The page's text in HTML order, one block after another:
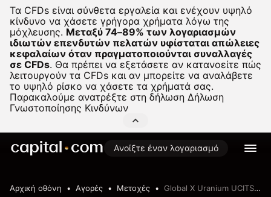
Τα CFDs είναι σύνθετα εργαλεία και ενέχουν υψηλό
κίνδυνο να χάσετε γρήγορα χρήματα λόγω της
μόχλευσης. Μεταξύ 74–89% των λογαριασμών
ιδιωτών επενδυτών πελατών υφίσταται απώλειες
κεφαλαίων όταν πραγματοποιούνται συναλλαγές
σε CFDs. Θα πρέπει να εξετάσετε αν κατανοείτε πώς
λειτουργούν τα CFDs και αν μπορείτε να αναλάβετε
το υψηλό ρίσκο να χάσετε τα χρήματά σας.
Παρακαλούμε ανατρέξτε στη δήλωση Δήλωση
Γνωστοποίησης Κινδύνων
Ανοίξτε έναν λογαριασμό
Αρχική οθόνη Αγορές Μετοχές Global X Uranium UCITS ETF